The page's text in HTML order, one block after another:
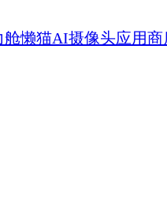
舱懒猫AI摄像头应用商